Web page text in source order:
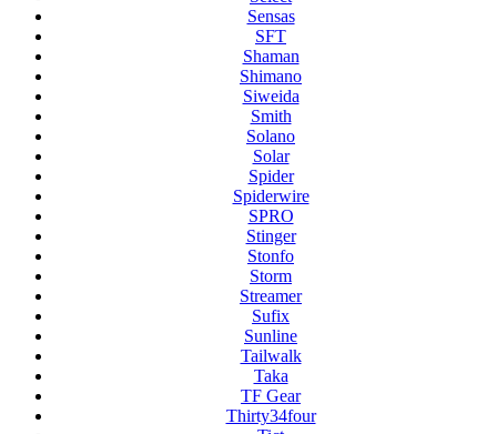
Sensas
SFT
Shaman
Shimano
Siweida
Smith
Solano
Solar
Spider
Spiderwire
SPRO
Stinger
Stonfo
Storm
Streamer
Sufix
Sunline
Tailwalk
Taka
TF Gear
Thirty34four